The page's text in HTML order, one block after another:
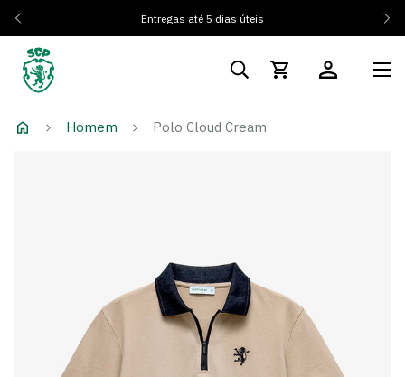
Entregas até 5 dias úteis
Homem Polo Cloud Cream